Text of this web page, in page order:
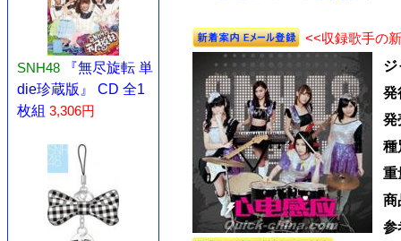
SNH48
『無尽旋転 単
die珍蔵版』 CD 全1
枚組 3,306円
<<収録歌手の
ジ
発
発
種
重
商
参